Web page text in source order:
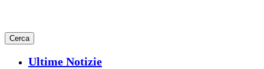
Cerca
Ultime Notizie